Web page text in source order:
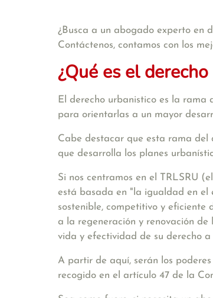
¿Busca a un abogado experto en
Contáctenos, contamos con los
¿Qué es el
El derecho urbanistico es la
para orientarlas a un mayor
Cabe destacar que esta rama
que desarrolla los planes
Si nos centramos en el TRLSRU
está basada en "la igualdad en el
sostenible, competitivo y eficiente
a la regeneración y renovación de
vida y efectividad de su derecho
A partir de aquí, serán los
recogido en el artículo 47 de la